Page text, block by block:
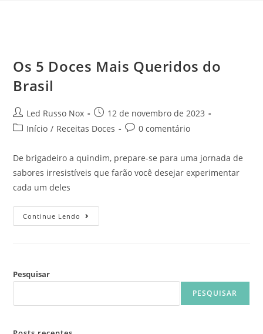
Os 5 Doces Mais Queridos do
Brasil
Led Russo Nox
12 de novembro de 2023
Início / Receitas Doces 0 comentário
De brigadeiro a quindim, prepare-se para uma jornada de
sabores irresistíveis que farão você desejar experimentar
cada um deles
Continue Lendo
Pesquisar
PESQUISAR